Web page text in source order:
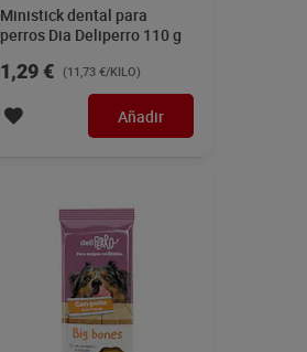
Ministick dental para
perros Dia Deliperro 110 g
1,29 € (11,73 €/KILO)
Añadir